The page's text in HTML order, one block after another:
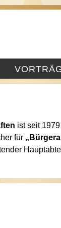
ist seit
für